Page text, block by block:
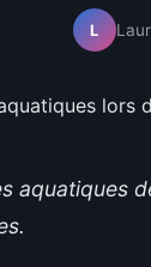
L
aquatiques